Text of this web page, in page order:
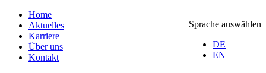
Sprache auswählen
DE
EN
Home
Aktuelles
Karriere
Über uns
Kontakt